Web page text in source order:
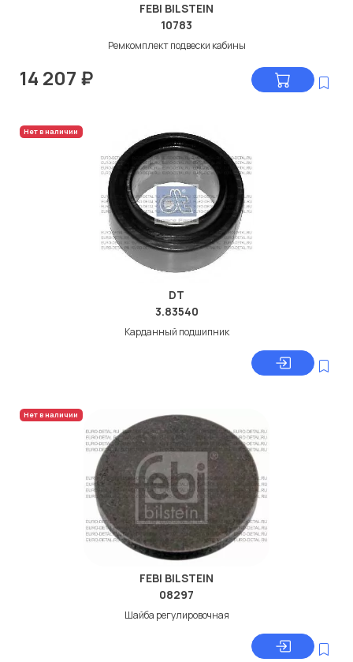
FEBI BILSTEIN
10783
Ремкомплект подвески кабины
14 207 ₽
Нет в наличии
DT
3.83540
Карданный подшипник
Нет в наличии
FEBI BILSTEIN
08297
Шайба регулировочная